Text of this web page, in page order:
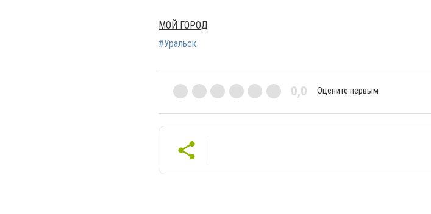
МОЙ ГОРОД
#Уральск
0,0 Оцените первым